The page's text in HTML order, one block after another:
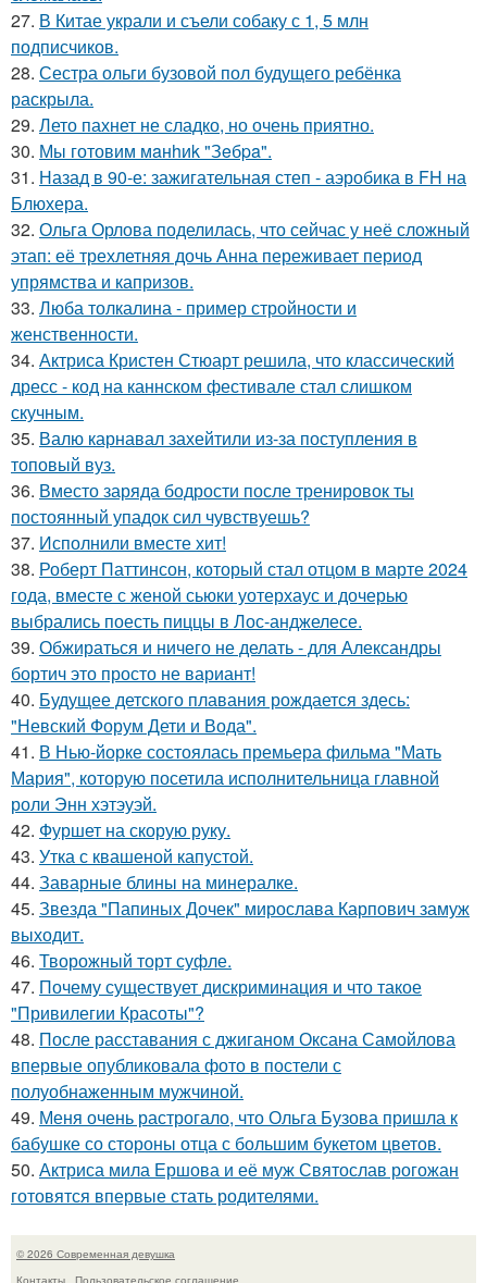
27. В Китае украли и съели собаку с 1, 5 млн
подписчиков.
28. Сестра ольги бузовой пол будущего ребёнка
раскрыла.
29. Лето пахнет не сладко, но очень приятно.
30. Мы готовим мaнhиk "Зeбpa".
31. Назад в 90-е: зажигательная степ - аэробика в FH на
Блюхера.
32. Ольга Орлова поделилась, что сейчас у неё сложный
этап: её трехлетняя дочь Анна переживает период
упрямства и капризов.
33. Люба толкалина - пример стройности и
женственности.
34. Актриса Кристен Стюарт решила, что классический
дресс - код на каннском фестивале стал слишком
скучным.
35. Валю карнавал захейтили из-за поступления в
топовый вуз.
36. Вместо заряда бодрости после тренировок ты
постоянный упадок сил чувствуешь?
37. Исполнили вместе хит!
38. Роберт Паттинсон, который стал отцом в марте 2024
года, вместе с женой сьюки уотерхаус и дочерью
выбрались поесть пиццы в Лос-анджелесе.
39. Обжираться и ничего не делать - для Александры
бортич это просто не вариант!
40. Будущее детского плавания рождается здесь:
"Невский Форум Дети и Вода".
41. В Нью-йорке состоялась премьера фильма "Мать
Мария", которую посетила исполнительница главной
роли Энн хэтэуэй.
42. Фуршет на скорую руку.
43. Утка с квашеной капустой.
44. Заварные блины на минералке.
45. Звезда "Папиных Дочек" мирослава Карпович замуж
выходит.
46. Творожный торт суфле.
47. Почему существует дискриминация и что такое
"Привилегии Красоты"?
48. После расставания с джиганом Оксана Самойлова
впервые опубликовала фото в постели с
полуобнаженным мужчиной.
49. Меня очень растрогало, что Ольга Бузова пришла к
бабушке со стороны отца с большим букетом цветов.
50. Актриса мила Ершова и её муж Святослав рогожан
готовятся впервые стать родителями.
© 2026 Современная девушка
Контакты
Пользовательское соглашение